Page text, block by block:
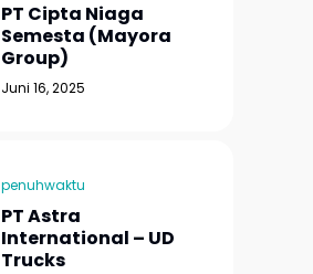
PT Cipta Niaga
Semesta (Mayora
Group)
Juni 16, 2025
penuhwaktu
PT Astra
International – UD
Trucks